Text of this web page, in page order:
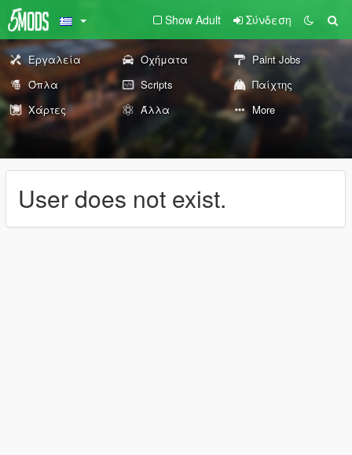
Show Adult Σύνδεση
Εργαλεία Οχήματα
Paint Jobs
Όπλα
Scripts
Παίχτης
Χάρτες
Άλλα More
User does not exist.